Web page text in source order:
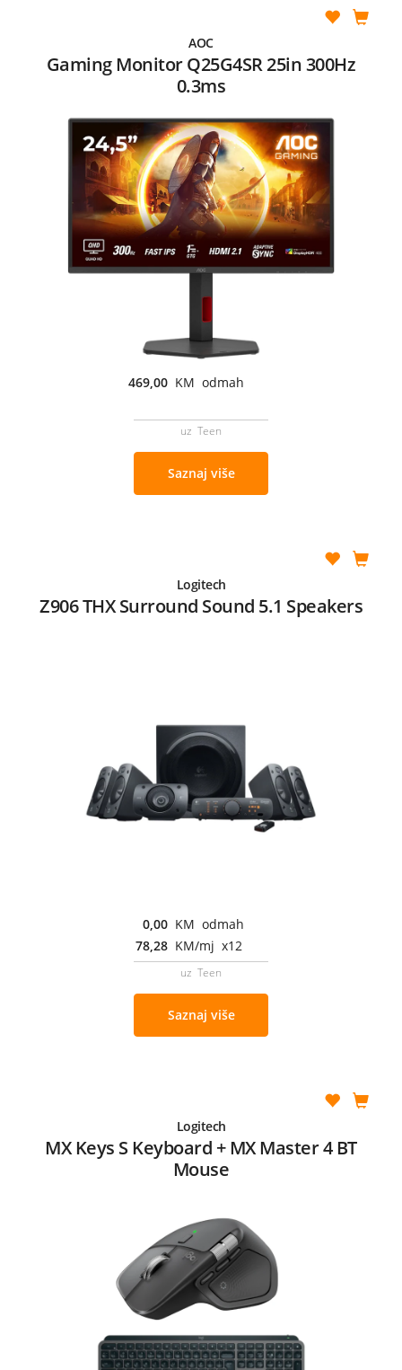
AOC
Gaming Monitor Q25G4SR 25in 300Hz
0.3ms
469,00 KM odmah
uz Teen
Saznaj više
Logitech
Z906 THX Surround Sound 5.1 Speakers
0,00 KM odmah
78,28 KM/mj x12
uz Teen
Saznaj više
Logitech
MX Keys S Keyboard + MX Master 4 BT
Mouse